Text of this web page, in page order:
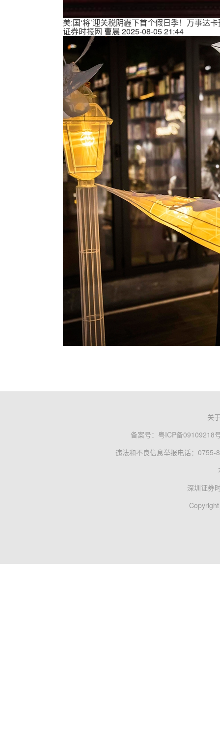
美:国‘将’迎关税阴霾下首个假日季！万事达
证券时报网 曹晨 2025-08-05 21:44
关
备案号： 粤ICP备09109218
违法和不良信息举报电话：0755-
深圳证券